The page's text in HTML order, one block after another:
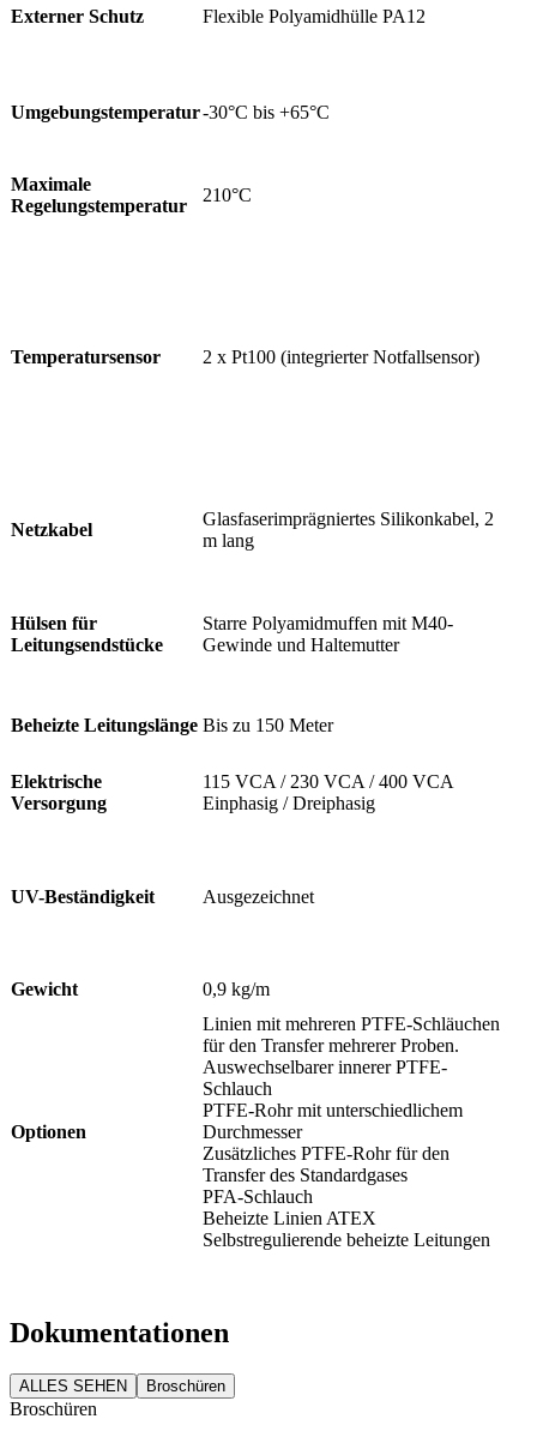
Externer Schutz Flexible Polyamidhülle PA12
Umgebungstemperatur-30°C bis +65°C
Maximale
Regelungstemperatur
210°C
Temperatursensor 2 x Pt100 (integrierter Notfallsensor)
Netzkabel
Glasfaserimprägniertes Silikonkabel, 2
m lang
Hülsen für
Leitungsendstücke
Starre Polyamidmuffen mit M40-
Gewinde und Haltemutter
Beheizte Leitungslänge Bis zu 150 Meter
Elektrische
Versorgung
115 VCA / 230 VCA / 400 VCA
Einphasig / Dreiphasig
UV-Beständigkeit Ausgezeichnet
Gewicht 0,9 kg/m
Optionen
Linien mit mehreren PTFE-Schläuchen
für den Transfer mehrerer Proben.
Auswechselbarer innerer PTFE-
Schlauch
PTFE-Rohr mit unterschiedlichem
Durchmesser
Zusätzliches PTFE-Rohr für den
Transfer des Standardgases
PFA-Schlauch
Beheizte Linien ATEX
Selbstregulierende beheizte Leitungen
Dokumentationen
ALLES SEHEN Broschüren
Broschüren